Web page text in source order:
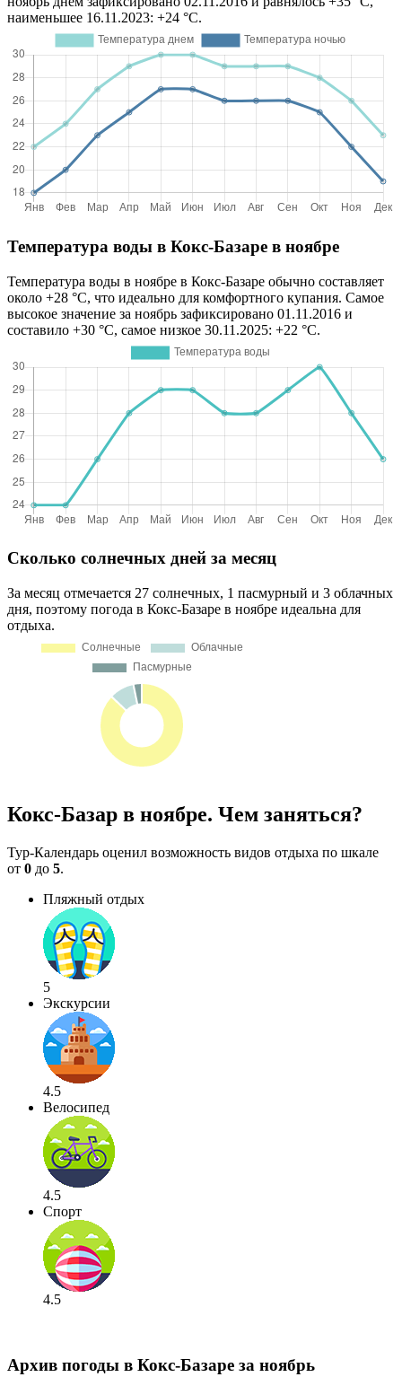
наименьшее 16.11.2023: +24 °C.
Температура воды в Кокс-Базаре в ноябре
Температура воды в ноябре в Кокс-Базаре обычно составляет
около +28 °C, что идеально для комфортного купания. Самое
высокое значение за ноябрь зафиксировано 01.11.2016 и
составило +30 °C, самое низкое 30.11.2025: +22 °C.
Сколько солнечных дней за месяц
За месяц отмечается 27 солнечных, 1 пасмурный и 3 облачных
дня, поэтому погода в Кокс-Базаре в ноябре идеальна для
отдыха.
Кокс-Базар в ноябре. Чем заняться?
Тур-Календарь оценил возможность видов отдыха по шкале
от 0 до 5.
Пляжный отдых
5
Экскурсии
4.5
Велосипед
4.5
Спорт
4.5
Архив погоды в Кокс-Базаре за ноябрь